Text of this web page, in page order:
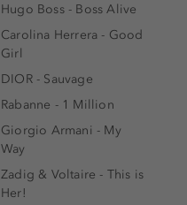
Hugo Boss - Boss Alive
Carolina Herrera - Good
Girl
DIOR - Sauvage
Rabanne - 1 Million
Giorgio Armani - My
Way
Zadig & Voltaire - This is
Her!